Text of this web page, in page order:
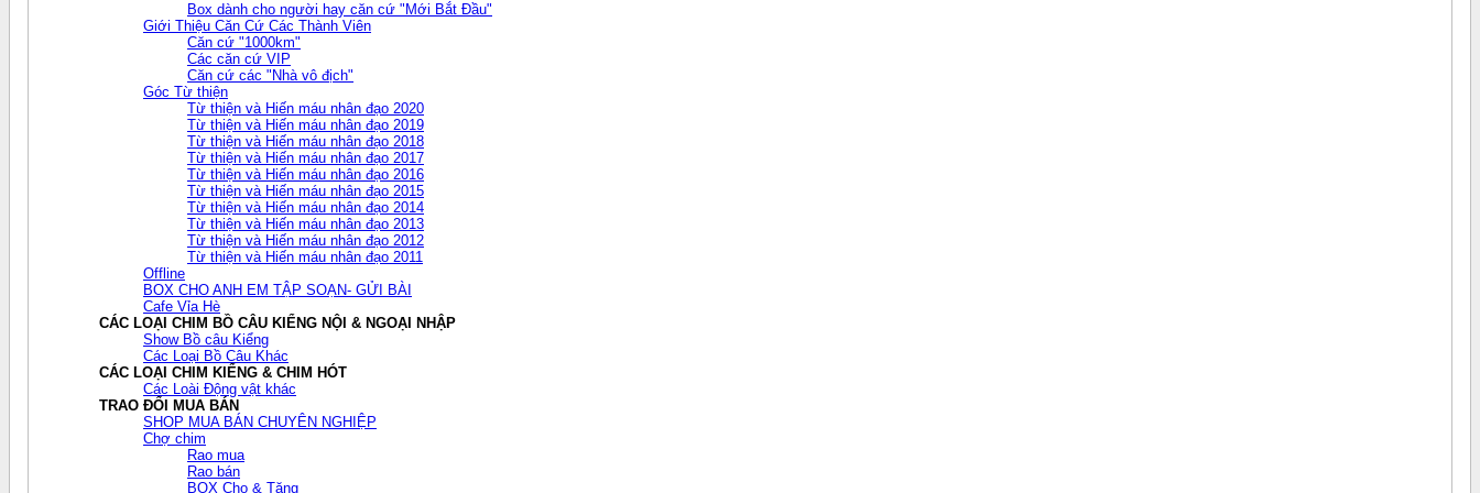
Box dành cho người hay căn cứ "Mới Bắt Đầu"
Giới Thiệu Căn Cứ Các Thành Viên
Căn cứ "1000km"
Các căn cứ VIP
Căn cứ các "Nhà vô địch"
Góc Từ thiện
Từ thiện và Hiến máu nhân đạo 2020
Từ thiện và Hiến máu nhân đạo 2019
Từ thiện và Hiến máu nhân đạo 2018
Từ thiện và Hiến máu nhân đạo 2017
Từ thiện và Hiến máu nhân đạo 2016
Từ thiện và Hiến máu nhân đạo 2015
Từ thiện và Hiến máu nhân đạo 2014
Từ thiện và Hiến máu nhân đạo 2013
Từ thiện và Hiến máu nhân đạo 2012
Từ thiện và Hiến máu nhân đạo 2011
Offline
BOX CHO ANH EM TẬP SOẠN- GỬI BÀI
Cafe Vỉa Hè
CÁC LOẠI CHIM BỒ CÂU KIỂNG NỘI & NGOẠI NHẬP
Show Bồ câu Kiểng
Các Loại Bồ Câu Khác
CÁC LOẠI CHIM KIỂNG & CHIM HÓT
Các Loài Động vật khác
TRAO ĐỔI MUA BÁN
SHOP MUA BÁN CHUYÊN NGHIỆP
Chợ chim
Rao mua
Rao bán
BOX Cho & Tặng